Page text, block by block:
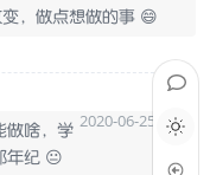
，做点想做的事 😄
2020-06-25 00:49
做啥，学
年纪 😐